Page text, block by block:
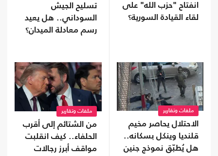
انفتاح "حزب الله" على
لقاء القيادة السورية؟
تسليح الجيش
السوداني.. هل يعيد
رسم معادلة الميدان؟
ملفات وتقارير
الاحتلال يحاصر مخيم
قلنديا وينكل بسكانه..
هل يُطبّق نموذج جنين
ملفات وتقارير
من الشتائم إلى أقرب
الحلفاء.. كيف انقلبت
مواقف أبرز رجالات